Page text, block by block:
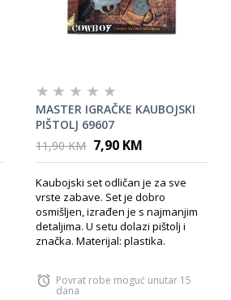
MASTER IGRAČKE KAUBOJSKI
PIŠTOLJ 69607
11,90 KM 7,90 KM
Kaubojski set odličan je za sve
vrste zabave. Set je dobro
osmišljen, izrađen je s najmanjim
detaljima. U setu dolazi pištolj i
značka. Materijal: plastika.
Povrat robe moguć unutar 15
dana